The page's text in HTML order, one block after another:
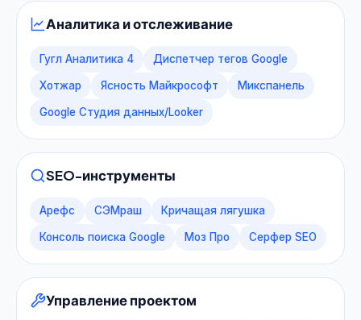
Аналитика и отслеживание
Гугл Аналитика 4 Диспетчер тегов Google
Хотжар Ясность Майкрософт Микспанель
Google Студия данных/Looker
SEO-инструменты
Арефс СЭМраш Кричащая лягушка
Консоль поиска Google Моз Про Серфер SEO
Управление проектом